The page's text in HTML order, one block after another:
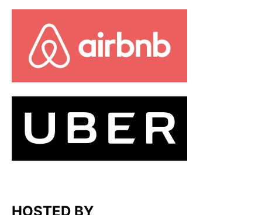
HOSTED BY